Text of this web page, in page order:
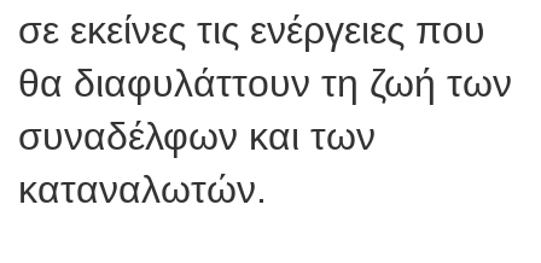
σε εκείνες τις ενέργειες που
θα διαφυλάττουν τη ζωή των
συναδέλφων και των
καταναλωτών.